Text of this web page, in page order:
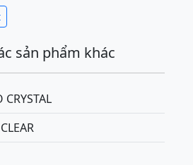
sản phẩm khác
CRYSTAL